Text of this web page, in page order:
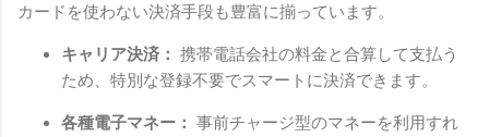
カードを使わない決済手段も豊富に揃っています。
キャリア決済： 携帯電話会社の料金と合算して支払う
ため、特別な登録不要でスマートに決済できます。
各種電子マネー： 事前チャージ型のマネーを利用すれ